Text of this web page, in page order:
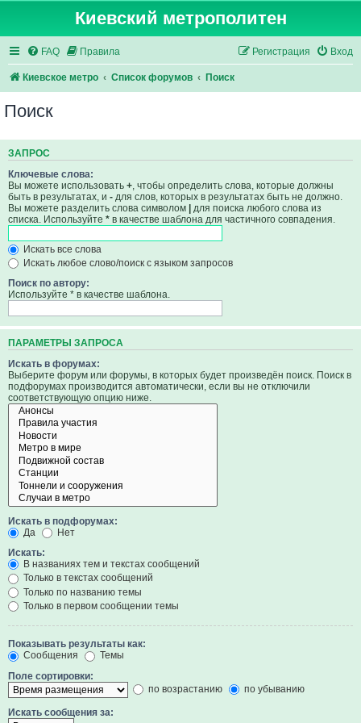
Киевский метрополитен
FAQ Правила Вход
Регистрация
Киевское метро Список форумов Поиск
Поиск
ЗАПРОС
Ключевые слова:
Вы можете использовать + , чтобы определить слова, которые должны
быть в результатах, и - для слов, которых в результатах быть не должно.
Вы можете разделить слова символом | для поиска любого слова из
списка. Используйте * в качестве шаблона для частичного совпадения.
Искать все слова
Искать любое слово/поиск с языком запросов
Поиск по автору:
Используйте * в качестве шаблона.
ПАРАМЕТРЫ ЗАПРОСА
Искать в форумах:
Выберите форум или форумы, в которых будет произведён поиск. Поиск в
подфорумах производится автоматически, если вы не отключили
соответствующую опцию ниже.
Искать в подфорумах:
Да
Нет
Искать:
В названиях тем и текстах сообщений
Только в текстах сообщений
Только по названию темы
Только в первом сообщении темы
Показывать результаты как:
Сообщения
Темы
Поле сортировки:
по возрастанию
по убыванию
Искать сообщения за: